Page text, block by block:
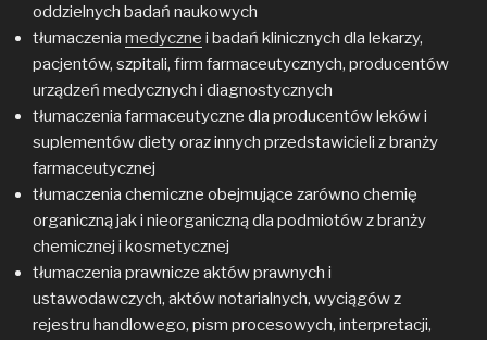
oddzielnych badań naukowych
tłumaczenia medyczne i badań klinicznych dla lekarzy,
pacjentów, szpitali, firm farmaceutycznych, producentów
urządzeń medycznych i diagnostycznych
tłumaczenia farmaceutyczne dla producentów leków i
suplementów diety oraz innych przedstawicieli z branży
farmaceutycznej
tłumaczenia chemiczne obejmujące zarówno chemię
organiczną jak i nieorganiczną dla podmiotów z branży
chemicznej i kosmetycznej
tłumaczenia prawnicze aktów prawnych i
ustawodawczych, aktów notarialnych, wyciągów z
rejestru handlowego, pism procesowych, interpretacji,